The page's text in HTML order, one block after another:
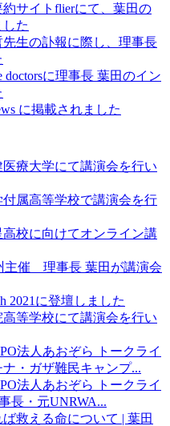
約サイトflierにて、葉田の
た
先生の訃報に際し、理事長
doctorsに理事長 葉田のイン
に掲載されました
医療大学にて講演会を行い
付属高等学校で講演会を行
高校に向けてオンライン講
主催 理事長 葉田が講演会
2021に登壇しました
等学校にて講演会を行い
法人あおぞら トークライ
・ガザ難民キャンプ...
法人あおぞら トークライ
長・元UNRWA...
救える命について | 葉田